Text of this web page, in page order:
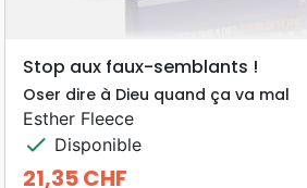
Stop aux faux-semblants !
Oser dire à Dieu quand ça va mal
Esther Fleece
check Disponible
21,35 CHF